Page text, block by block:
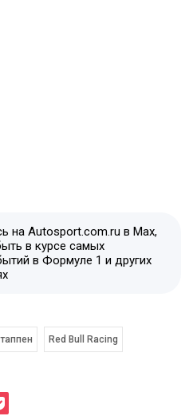
на Autosport.com.ru в Max,
в курсе самых
в Формуле 1 и других
Red Bull Racing